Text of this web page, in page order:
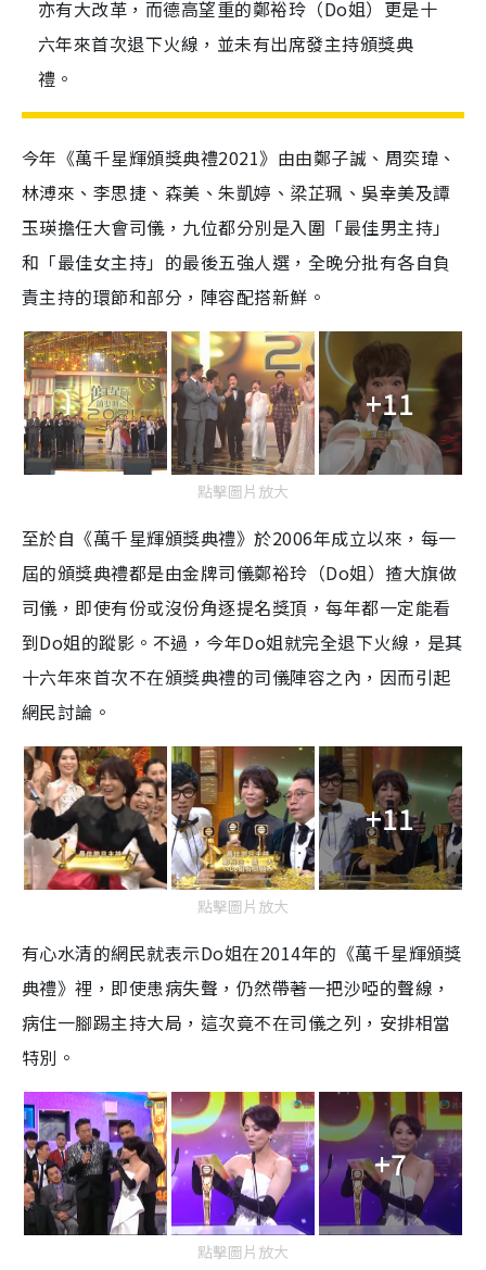
亦有大改革，而德高望重的鄭裕玲（Do姐）更是十
六年來首次退下火線，並未有出席發主持頒獎典
禮。
今年《萬千星輝頒獎典禮2021》由由鄭子誠、周奕瑋、
林溥來、李思捷、森美、朱凱婷、梁芷珮、吳幸美及譚
玉瑛擔任大會司儀，九位都分別是入圍「最佳男主持」
和「最佳女主持」的最後五強人選，全晚分批有各自負
責主持的環節和部分，陣容配搭新鮮。
+11
點擊圖片放大
至於自《萬千星輝頒獎典禮》於2006年成立以來，每一
屆的頒獎典禮都是由金牌司儀鄭裕玲（Do姐）揸大旗做
司儀，即使有份或沒份角逐提名獎頂，每年都一定能看
到Do姐的蹤影。不過，今年Do姐就完全退下火線，是其
十六年來首次不在頒獎典禮的司儀陣容之內，因而引起
網民討論。
+11
點擊圖片放大
有心水清的網民就表示Do姐在2014年的《萬千星輝頒獎
典禮》裡，即使患病失聲，仍然帶著一把沙啞的聲線，
病住一腳踢主持大局，這次竟不在司儀之列，安排相當
特別。
+7
點擊圖片放大